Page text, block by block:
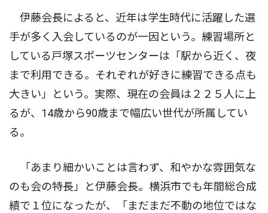
伊藤会長によると、近年は学生時代に活躍した選
手が多く入会しているのが一因という。練習場所と
している戸塚スポーツセンターは「駅から近く、夜
まで利用できる。それぞれが好きに練習できる点も
大きい」という。実際、現在の会員は２２５人に上
るが、14歳から90歳まで幅広い世代が所属してい
る。
「あまり細かいことは言わず、和やかな雰囲気な
のも会の特長」と伊藤会長。横浜市でも年間総合成
績で１位になったが、「まだまだ不動の地位ではな